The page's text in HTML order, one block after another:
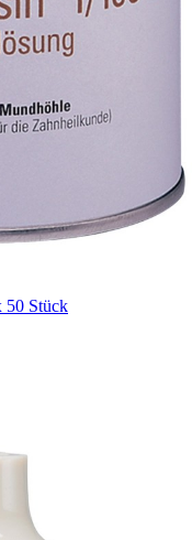
50 Stück